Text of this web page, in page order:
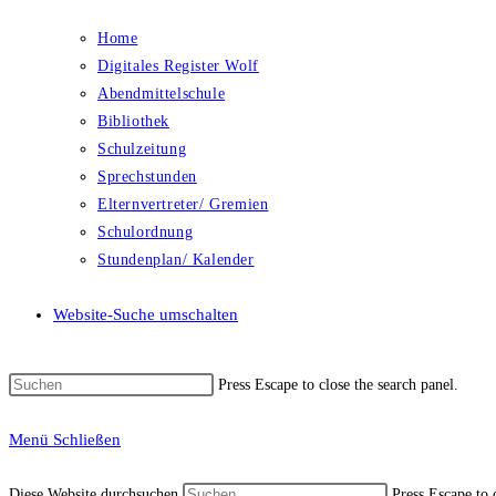
Home
Digitales Register Wolf
Abendmittelschule
Bibliothek
Schulzeitung
Sprechstunden
Elternvertreter/ Gremien
Schulordnung
Stundenplan/ Kalender
Website-Suche umschalten
Press Escape to close the search panel.
Menü Schließen